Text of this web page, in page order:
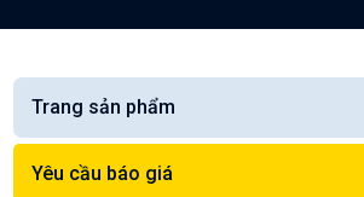
Trang sản phẩm
Yêu cầu báo giá